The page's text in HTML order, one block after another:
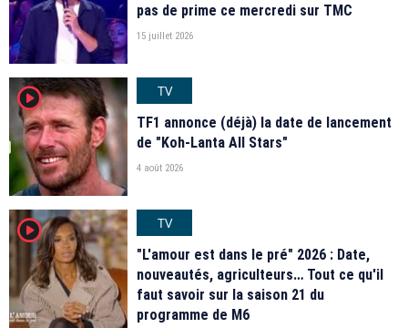
pas de prime ce mercredi sur TMC
15 juillet 2026
player2
TV
TF1 annonce (déjà) la date de lancement
de "Koh-Lanta All Stars"
4 août 2026
player2
TV
"L'amour est dans le pré" 2026 : Date,
nouveautés, agriculteurs… Tout ce qu'il
faut savoir sur la saison 21 du
programme de M6